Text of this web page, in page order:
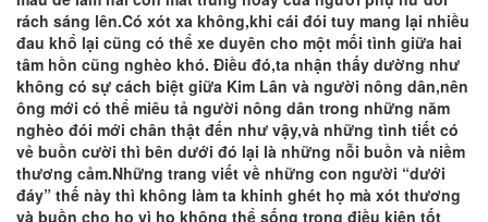
rách sáng lên.Có xót xa không,khi cái đói tuy mang lại nhiều
đau khổ lại cũng có thể xe duyên cho một mối tình giữa hai
tâm hồn cũng nghèo khó. Điều đó,ta nhận thấy dường như
không có sự cách biệt giữa Kim Lân và người nông dân,nên
ông mới có thể miêu tả người nông dân trong những năm
nghèo đói mới chân thật đến như vậy,và những tình tiết có
vẻ buồn cười thì bên dưới đó lại là những nỗi buồn và niềm
thương cảm.Những trang viết về những con người “dưới
đáy” thế này thì không làm ta khinh ghét họ mà xót thương
và buồn cho họ vì họ không thể sống trong điều kiện tốt